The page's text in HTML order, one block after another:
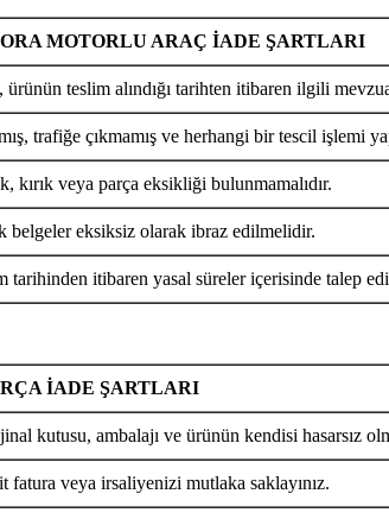
MOTORLU ARAÇ İADE ŞARTLARI
teslim alındığı tarihten itibaren ilgili
trafiğe çıkmamış ve herhangi bir tescil işlemi
kırık veya parça eksikliği bulunmamalıdır.
belgeler eksiksiz olarak ibraz edilmelidir.
tarihinden itibaren yasal süreler içerisinde talep
İADE ŞARTLARI
kutusu, ambalajı ve ürünün kendisi hasarsız
fatura veya irsaliyenizi mutlaka saklayınız.